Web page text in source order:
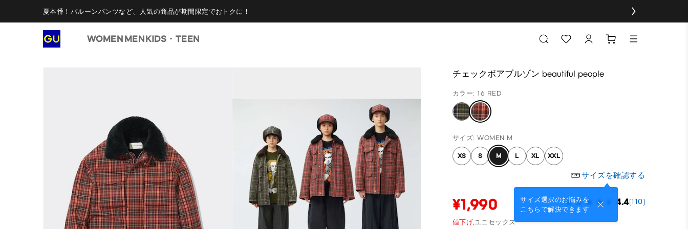
夏本番！バルーンパンツなど、人気の商品が期間限定でおトクに！
WOMEN MENKIDS・TEEN
チェックボアブルゾン beautiful people
カラー: 16 RED
サイズ: WOMEN M
XS S M L XL XXL
サイズを確認する
サイズ選択のお悩みを
こちらで解決できます
¥1,990 4.4(110)
値下げ,ユニセックス